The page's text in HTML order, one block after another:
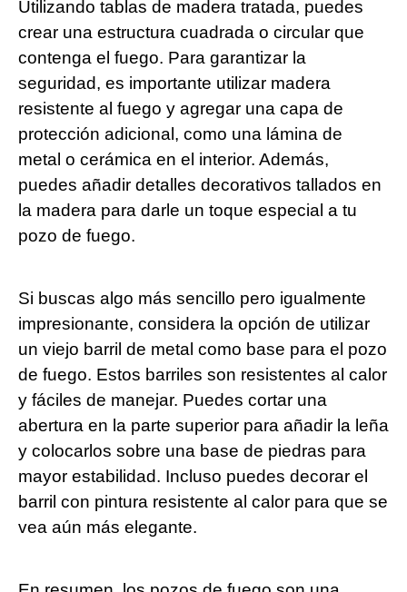
Utilizando tablas de madera tratada, puedes
crear una estructura cuadrada o circular que
contenga el fuego. Para garantizar la
seguridad, es importante utilizar madera
resistente al fuego y agregar una capa de
protección adicional, como una lámina de
metal o cerámica en el interior. Además,
puedes añadir detalles decorativos tallados en
la madera para darle un toque especial a tu
pozo de fuego.
Si buscas algo más sencillo pero igualmente
impresionante, considera la opción de utilizar
un viejo barril de metal como base para el pozo
de fuego. Estos barriles son resistentes al calor
y fáciles de manejar. Puedes cortar una
abertura en la parte superior para añadir la leña
y colocarlos sobre una base de piedras para
mayor estabilidad. Incluso puedes decorar el
barril con pintura resistente al calor para que se
vea aún más elegante.